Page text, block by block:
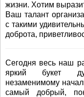
жизни. Хотим
Ваш талант
с такими
доброта,
Сегодня весь наш
яркий букет
незаменимому
самый добрый,